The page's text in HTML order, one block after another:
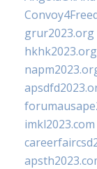
grur2023.org
hkhk2023.org
imkl2023.com